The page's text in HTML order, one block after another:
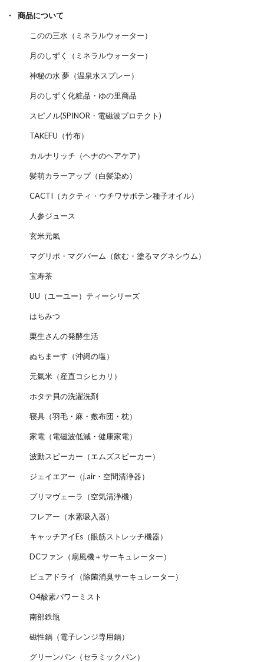
商品について
このの三水（ミネラルウォーター）
月のしずく（ミネラルウォーター）
神秘の水 夢（温泉水スプレー）
月のしずく化粧品・ゆの里商品
スピノル(SPINOR・電磁波プロテクト)
TAKEFU（竹布）
カルナリッチ（ヘナのヘアケア）
髪萌カラーアップ（白髪染め）
CACTI（カクティ・ウチワサボテン種子オイル）
人参ジュース
玄米元氣
マグリポ・マグバーム（飲む・塗るマグネシウム）
宝寿茶
UU（ユーユー）ティーシリーズ
はちみつ
栗生さんの発酵生活
ぬちまーす（沖縄の塩）
元氣米（産直コシヒカリ）
ホタテ貝の洗濯洗剤
寝具（羽毛・麻・敷布団・枕）
家電（電磁波低減・健康家電）
波動スピーカー（エムズスピーカー）
ジェイエアー（j.air・空間清浄器）
プリマヴェーラ（空気清浄機）
フレアー（水素吸入器）
キャッチアイEs（眼筋ストレッチ機器）
DCファン（扇風機＋サーキュレーター）
ピュアドライ（除菌消臭サーキュレーター）
O4酸素パワーミスト
南部鉄瓶
磁性鍋（電子レンジ専用鍋）
グリーンパン（セラミックパン）